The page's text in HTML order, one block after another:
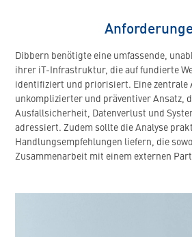
Dibbern benötigte eine umfassende,
ihrer iT-Infrastruktur, die auf fundierte
identifiziert und priorisiert. Eine zentrale
unkomplizierter und präventiver Ansatz,
Ausfallsicherheit, Datenverlust und
adressiert. Zudem sollte die Analyse
Handlungsempfehlungen liefern, die
Zusammenarbeit mit einem externen